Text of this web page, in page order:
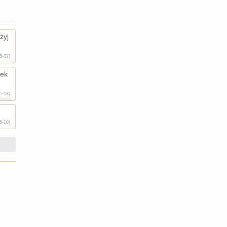
07)
08)
10)